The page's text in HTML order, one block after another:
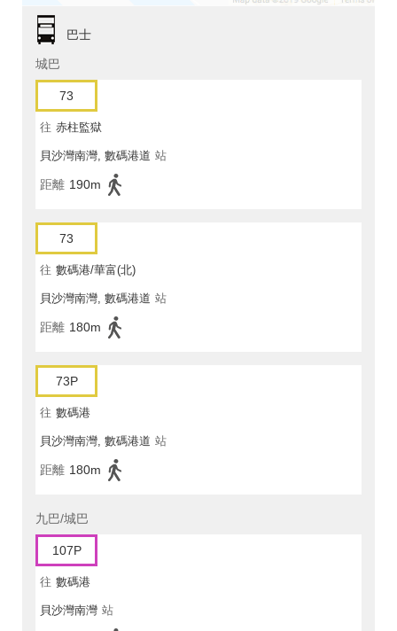
巴士
城巴
73
往 赤柱監獄
貝沙灣南灣, 數碼港道 站
距離 190m
73
往 數碼港/華富(北)
貝沙灣南灣, 數碼港道 站
距離 180m
73P
往 數碼港
貝沙灣南灣, 數碼港道 站
距離 180m
九巴/城巴
107P
往 數碼港
貝沙灣南灣 站